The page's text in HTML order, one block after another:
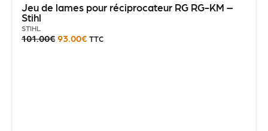
Jeu de lames pour réciprocateur RG RG-KM –
Stihl
STIHL
101.00€ 93.00€ TTC